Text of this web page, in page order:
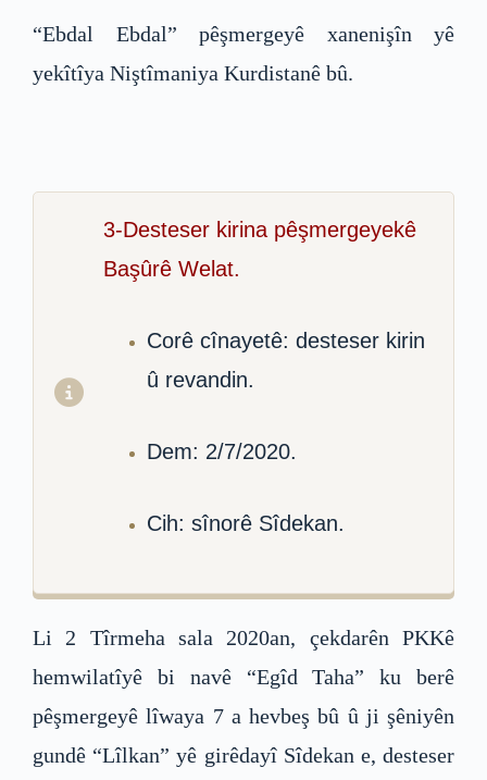
“Ebdal Ebdal” pêşmergeyê xanenişîn yê
yekîtîya Niştîmaniya Kurdistanê bû.
3-Desteser kirina pêşmergeyekê
Başûrê Welat.
Corê cînayetê: desteser kirin
û revandin.
Dem: 2/7/2020.
Cih: sînorê Sîdekan.
Li 2 Tîrmeha sala 2020an, çekdarên PKKê
hemwilatîyê bi navê “Egîd Taha” ku berê
pêşmergeyê lîwaya 7 a hevbeş bû û ji şêniyên
gundê “Lîlkan” yê girêdayî Sîdekan e, desteser